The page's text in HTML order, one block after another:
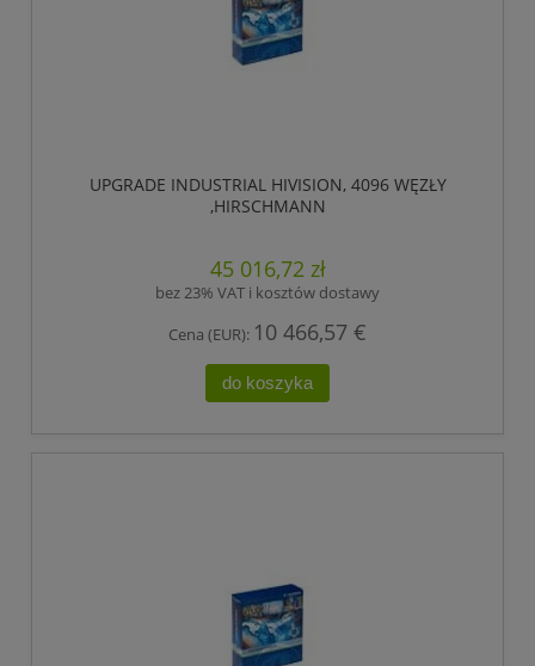
UPGRADE INDUSTRIAL HIVISION, 4096 WĘZŁY
,HIRSCHMANN
45 016,72 zł
bez 23% VAT i kosztów dostawy
Cena (EUR): 10 466,57 €
do koszyka